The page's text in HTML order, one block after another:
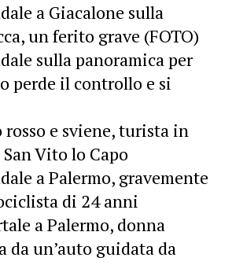
a Giacalone sulla
un ferito grave (FOTO)
sulla panoramica per
perde il controllo e si
e sviene, turista in
Vito lo Capo
a Palermo, gravemente
di 24 anni
a Palermo, donna
da un’auto guidata da